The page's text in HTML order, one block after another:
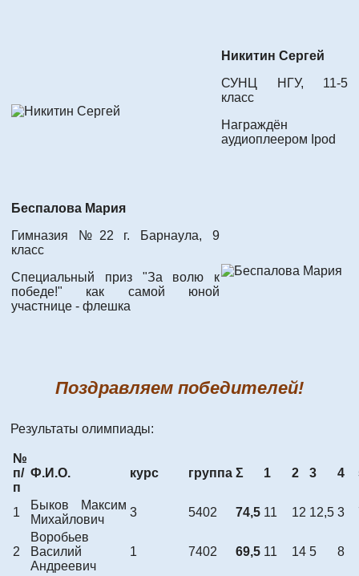
Никитин Сергей
СУНЦ НГУ, 11-5
класс
Награждён
аудиоплеером Ipod
Беспалова Мария
Гимназия №22 г. Барнаула, 9
класс
Специальный приз "За волю к
победе!" как самой юной
участнице - флешка
Поздравляем победителей!
Результаты олимпиады:
№
п/
п
Ф.И.О. курс группа Σ 1 2 3 4
1
Быков Максим
Михайлович
3 5402 74,5 11 12 12,5 3
2
Воробьев
Василий
Андреевич
1 7402 69,5 11 14 5 8